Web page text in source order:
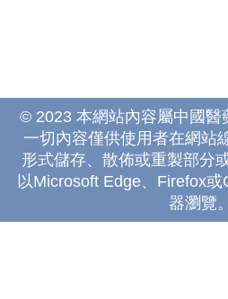
© 2023 本網站內容屬中國醫
一切內容僅供使用者在網站
形式儲存、散佈或重製部分
以Microsoft Edge、Firefox
器瀏覽。